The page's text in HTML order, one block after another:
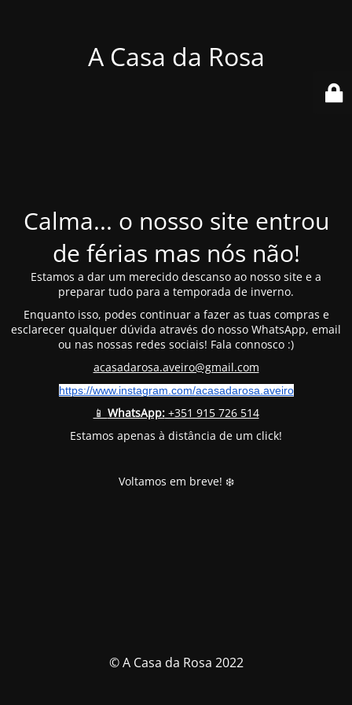
A Casa da Rosa
Calma... o nosso site entrou
de férias mas nós não!
Estamos a dar um merecido descanso ao nosso site e a
preparar tudo para a temporada de inverno.
Enquanto isso, podes continuar a fazer as tuas compras e
esclarecer qualquer dúvida através do nosso WhatsApp, email
ou nas nossas redes sociais! Fala connosco :)
acasadarosa.aveiro@gmail.com
https://www.instagram.com/acasadarosa.aveiro
📱 WhatsApp:+351 915 726 514
Estamos apenas à distância de um click!
Voltamos em breve! ❄️
© A Casa da Rosa 2022